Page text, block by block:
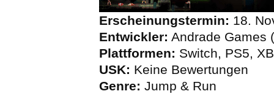
Erscheinungstermin: 18.
Entwickler: Andrade Games
Plattformen: Switch, PS5,
USK: Keine Bewertungen
Genre: Jump & Run